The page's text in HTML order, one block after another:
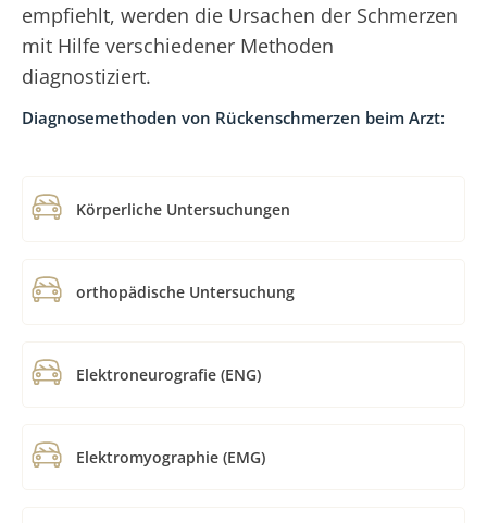
empfiehlt, werden die Ursachen der Schmerzen
mit Hilfe verschiedener Methoden
diagnostiziert.
Diagnosemethoden von Rückenschmerzen beim Arzt:
Körperliche Untersuchungen
orthopädische Untersuchung
Elektroneurografie (ENG)
Elektromyographie (EMG)